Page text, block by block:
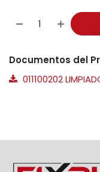
Documentos del
011100202